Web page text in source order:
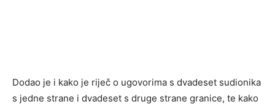
Dodao je i kako je riječ o ugovorima s dvadeset sudionika
s jedne strane i dvadeset s druge strane granice, te kako